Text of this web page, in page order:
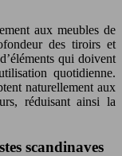
aux meubles de
des tiroirs et
qui doivent
quotidienne.
naturellement aux
réduisant ainsi la
scandinaves